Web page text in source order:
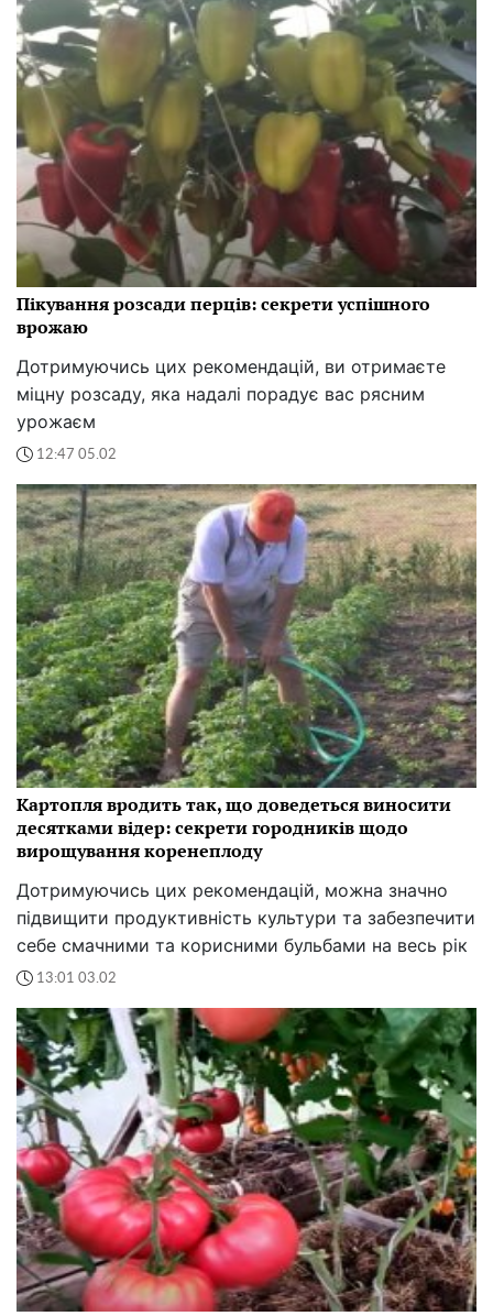
Пікування розсади перців: секрети успішного
врожаю
Дотримуючись цих рекомендацій, ви отримаєте
міцну розсаду, яка надалі порадує вас рясним
урожаєм
12:47 05.02
Картопля вродить так, що доведеться виносити
десятками відер: секрети городників щодо
вирощування коренеплоду
Дотримуючись цих рекомендацій, можна значно
підвищити продуктивність культури та забезпечити
себе смачними та корисними бульбами на весь рік
13:01 03.02
Забуте підживлення для помідорів: як дріжджова
суміш зробить плоди солодшими за мед
Давайте згадаємо про старі, але золоті рецепти і
подаруємо вашим помідорам смак, про який ви
давно мріяли
14:22 01.02